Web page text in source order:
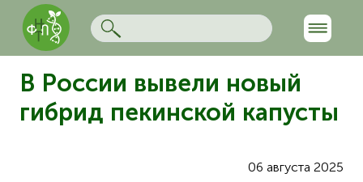
В России вывели новый
гибрид пекинской капусты
06 августа 2025